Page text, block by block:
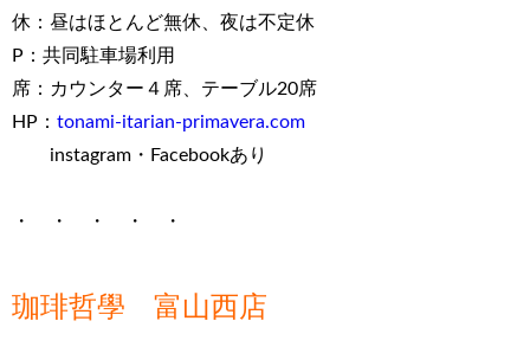
休：昼はほとんど無休、夜は不定休
P：共同駐車場利用
席：カウンター４席、テーブル20席
HP： tonami-itarian-primavera.com
instagram・Facebookあり
・ ・ ・ ・ ・
珈琲哲學 富山西店